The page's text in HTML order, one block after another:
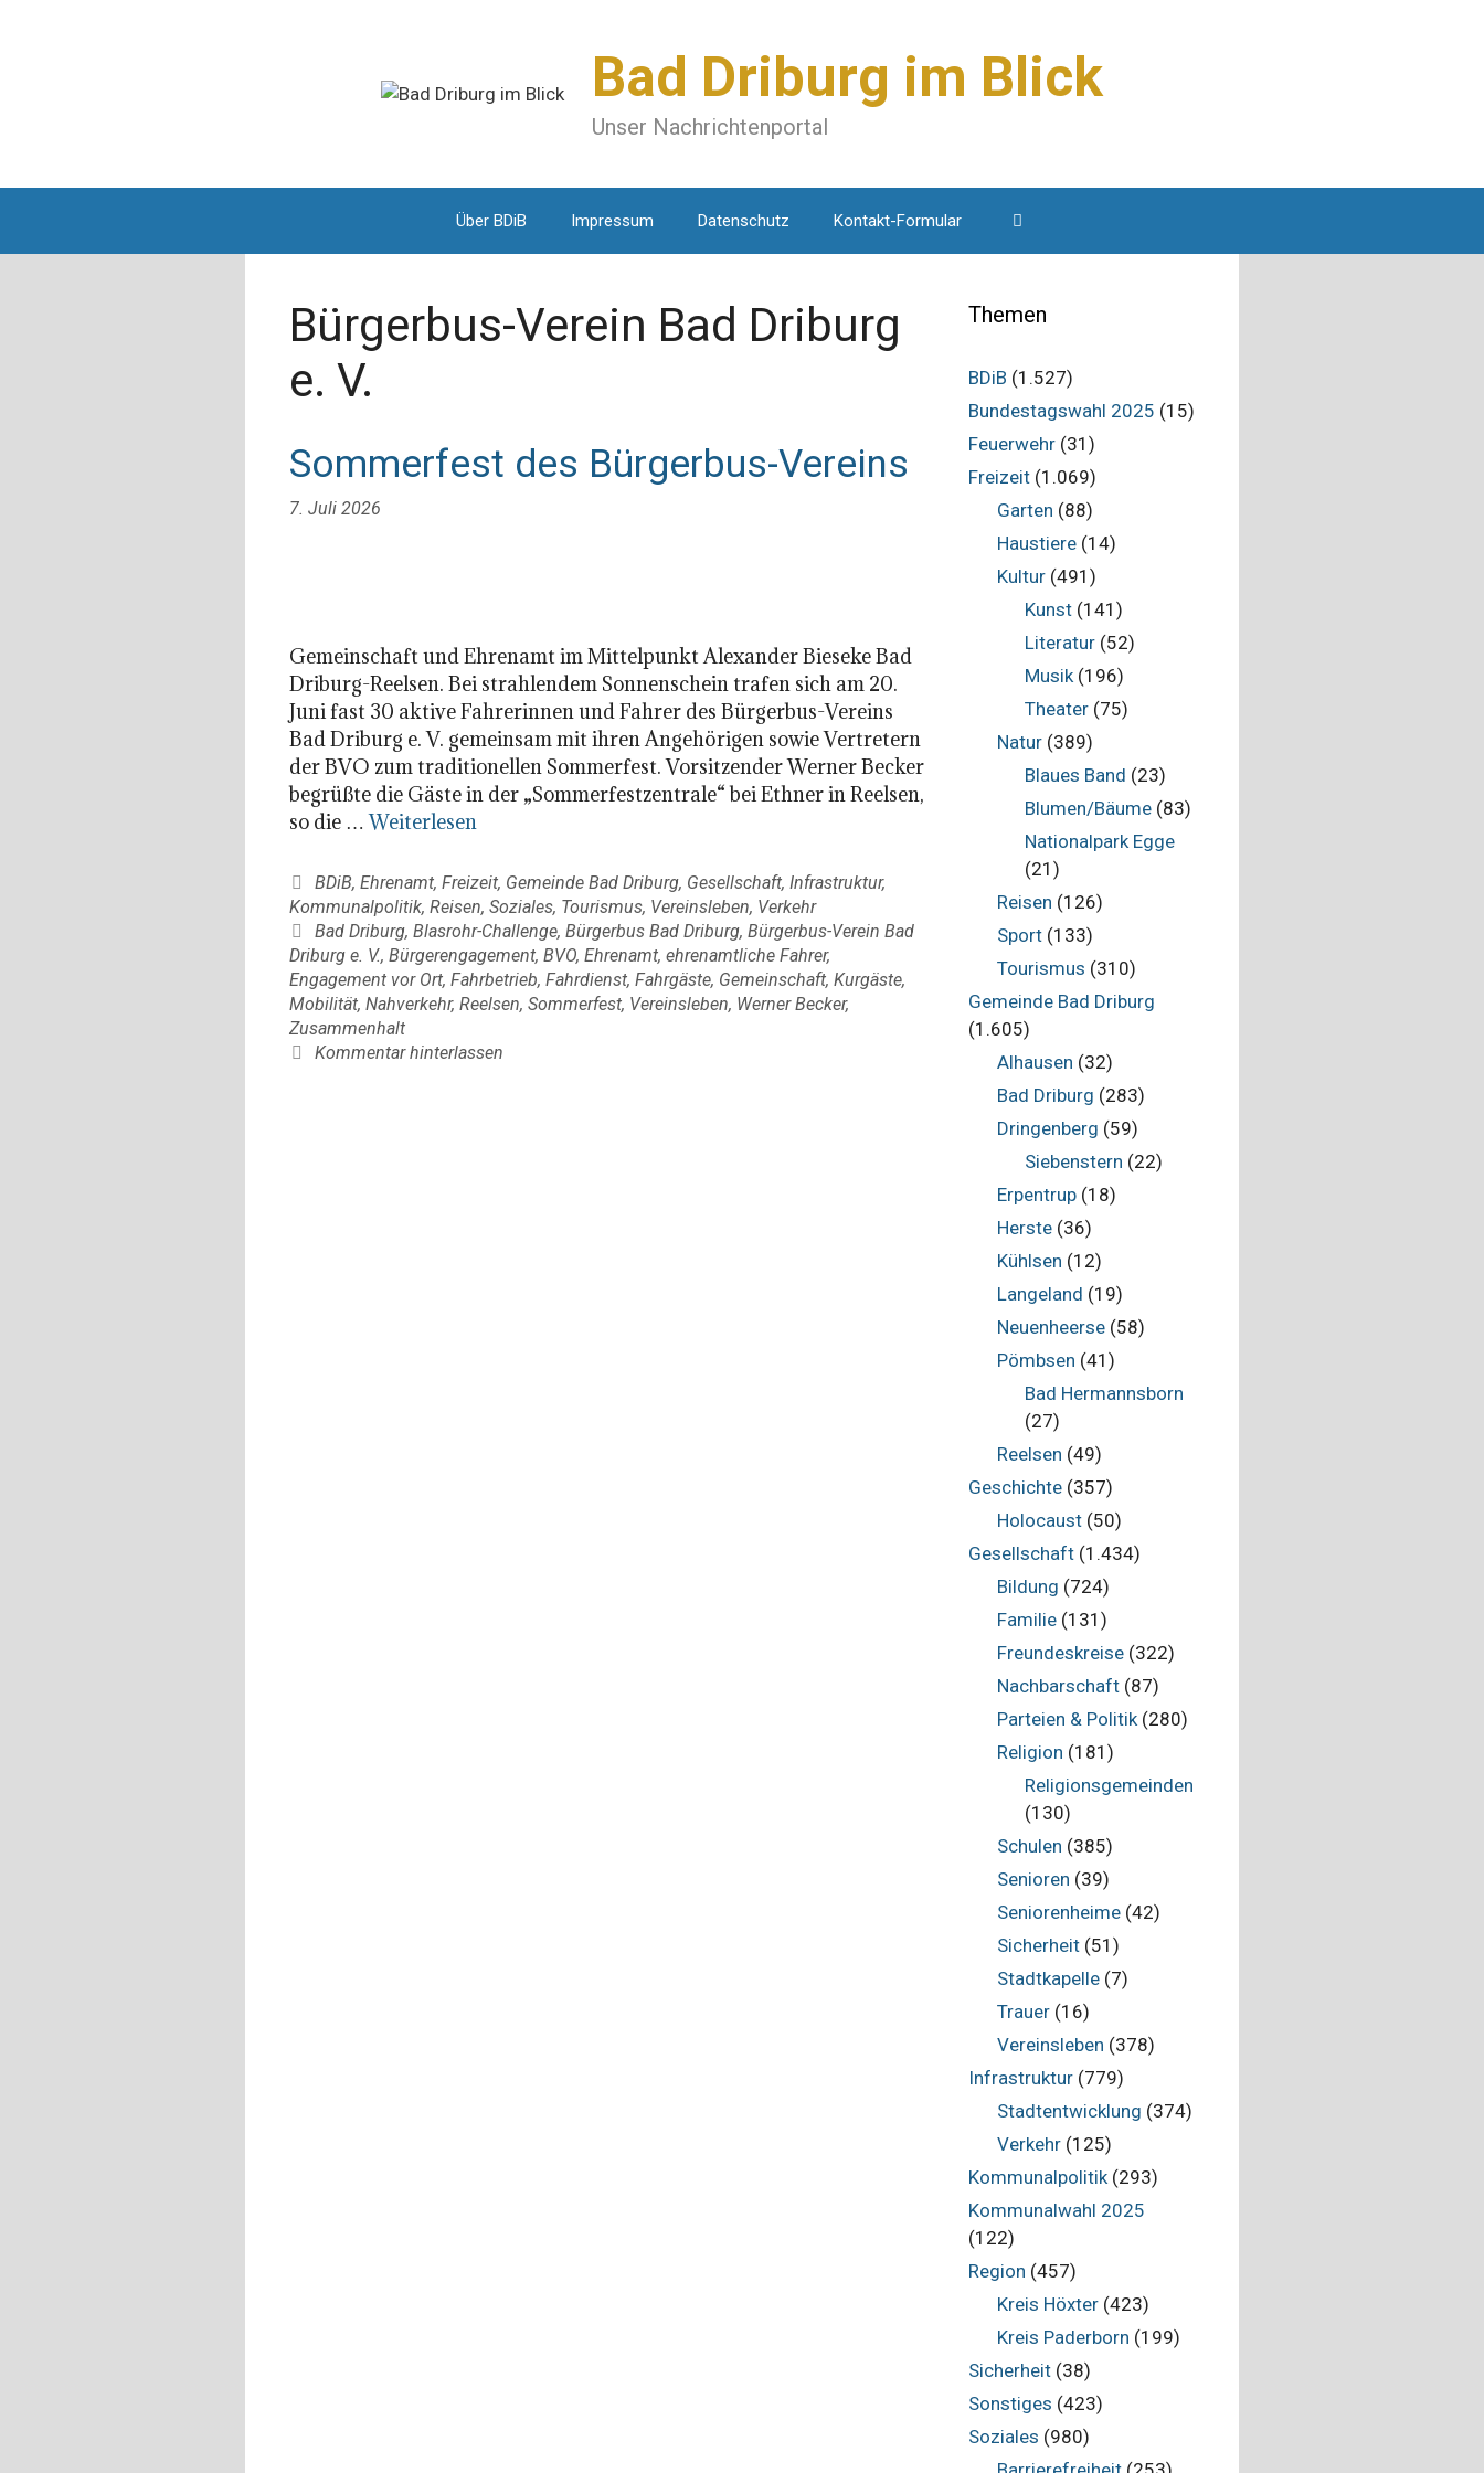
Bad Driburg im Blick
Unser Nachrichtenportal
Über BDiB Impressum Datenschutz Kontakt-Formular
Bürgerbus-Verein Bad Driburg
e. V.
Sommerfest des Bürgerbus-Vereins
7. Juli 2026
Gemeinschaft und Ehrenamt im Mittelpunkt Alexander Bieseke Bad
Driburg-Reelsen. Bei strahlendem Sonnenschein trafen sich am 20.
Juni fast 30 aktive Fahrerinnen und Fahrer des Bürgerbus-Vereins
Bad Driburg e. V. gemeinsam mit ihren Angehörigen sowie Vertretern
der BVO zum traditionellen Sommerfest. Vorsitzender Werner Becker
begrüßte die Gäste in der „Sommerfestzentrale“ bei Ethner in Reelsen,
so die …Weiterlesen
Kategorien
BDiB, Ehrenamt, Freizeit, Gemeinde Bad Driburg, Gesellschaft, Infrastruktur,
Kommunalpolitik, Reisen, Soziales, Tourismus, Vereinsleben, Verkehr
Schlagwörter
Bad Driburg, Blasrohr-Challenge, Bürgerbus Bad Driburg, Bürgerbus-Verein Bad
Driburg e. V., Bürgerengagement, BVO, Ehrenamt, ehrenamtliche Fahrer,
Engagement vor Ort, Fahrbetrieb, Fahrdienst, Fahrgäste, Gemeinschaft, Kurgäste,
Mobilität, Nahverkehr, Reelsen, Sommerfest, Vereinsleben, Werner Becker,
Zusammenhalt
Kommentar hinterlassen
Themen
BDiB (1.527)
Bundestagswahl 2025 (15)
Feuerwehr (31)
Freizeit (1.069)
Garten (88)
Haustiere(14)
Kultur(491)
Kunst (141)
Literatur (52)
Musik(196)
Theater (75)
Natur(389)
Blaues Band (23)
Blumen/Bäume (83)
Nationalpark Egge
(21)
Reisen (126)
Sport(133)
Tourismus (310)
Gemeinde Bad Driburg
(1.605)
Alhausen (32)
Bad Driburg (283)
Dringenberg (59)
Siebenstern (22)
Erpentrup(18)
Herste(36)
Kühlsen (12)
Langeland (19)
Neuenheerse(58)
Pömbsen (41)
Bad Hermannsborn
(27)
Reelsen (49)
Geschichte (357)
Holocaust(50)
Gesellschaft (1.434)
Bildung (724)
Familie(131)
Freundeskreise(322)
Nachbarschaft(87)
Parteien & Politik(280)
Religion (181)
Religionsgemeinden
(130)
Schulen (385)
Senioren (39)
Seniorenheime(42)
Sicherheit(51)
Stadtkapelle(7)
Trauer(16)
Vereinsleben (378)
Infrastruktur (779)
Stadtentwicklung (374)
Verkehr(125)
Kommunalpolitik(293)
Kommunalwahl 2025
(122)
Region (457)
Kreis Höxter(423)
Kreis Paderborn (199)
Sicherheit (38)
Sonstiges (423)
Soziales (980)